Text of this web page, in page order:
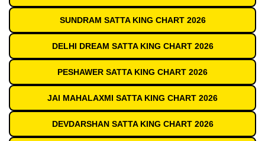
SUNDRAM SATTA KING CHART 2026
DELHI DREAM SATTA KING CHART 2026
PESHAWER SATTA KING CHART 2026
JAI MAHALAXMI SATTA KING CHART 2026
DEVDARSHAN SATTA KING CHART 2026